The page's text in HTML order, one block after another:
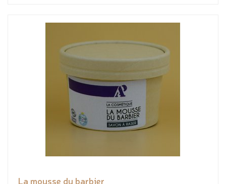
La mousse du barbier